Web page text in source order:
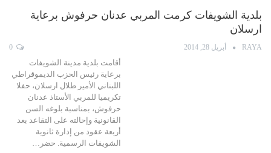
بلدية الشويفات كرمت المربي عدنان حرفوش برعاية
ارسلان
RAYA أبريل 28, 2014
أقامت بلدية مدينة الشويفات
برعاية رئيس الحزب الديموقراطي
اللبناني الأمير طلال ارسلان، حفلا
تكريميا للمربي الأستاذ عدنان
حرفوش، بمناسبة بلوغه السن
القانونية وإحالته على التقاعد بعد
أربعة عقود من إدارة ثانوية
الشويفات الرسمية. حضر…